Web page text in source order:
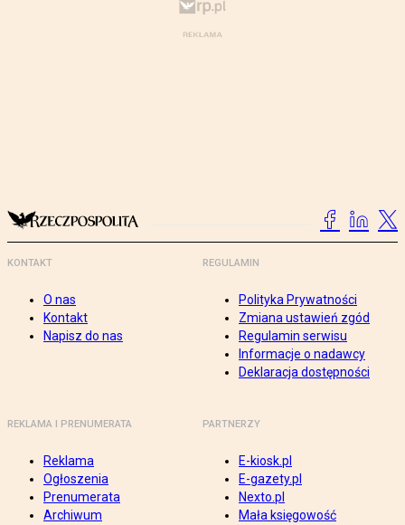
KONTAKT
O nas
Kontakt
Napisz do nas
REGULAMIN
Polityka Prywatności
Zmiana ustawień zgód
Regulamin serwisu
Informacje o nadawcy
Deklaracja dostępności
REKLAMA I PRENUMERATA
Reklama
Ogłoszenia
Prenumerata
Archiwum
PARTNERZY
E-kiosk.pl
E-gazety.pl
Nexto.pl
Mała księgowość